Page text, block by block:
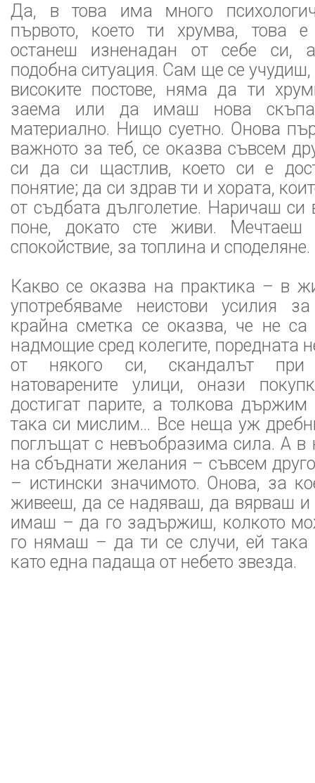
Да, в това има много
първото, което ти хрумва, това
останеш изненадан от себе си,
подобна ситуация. Сам ще се учудиш,
високите постове, няма да ти
заема или да имаш нова
материално. Нищо суетно. Онова
важното за теб, се оказва съвсем
си да си щастлив, което си е
понятие; да си здрав ти и хората,
от съдбата дълголетие. Наричаш
поне, докато сте живи. Мечтаеш
спокойствие, за топлина и споделяне.
Какво се оказва на практика – в
употребяваме неистови усилия
крайна сметка се оказва, че не
надмощие сред колегите, поредната
от някого си, скандалът
натоварените улици, онази
достигат парите, а толкова
така си мислим… Все неща уж
поглъщат с невъобразима сила. А в
на сбъднати желания – съвсем
– истински значимото. Онова, за
живееш, да се надяваш, да вярваш и
имаш – да го задържиш, колкото
го нямаш – да ти се случи, ей така
като една падаща от небето звезда.